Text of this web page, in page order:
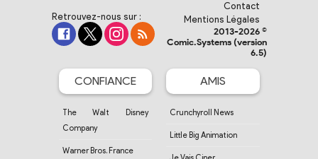
Retrouvez-nous sur :
Contact
Mentions Légales
2013-2026 ©
Comic.Systems (version
6.5)
CONFIANCE
The Walt Disney
Company
Warner Bros. France
AMIS
Crunchyroll News
Little Big Animation